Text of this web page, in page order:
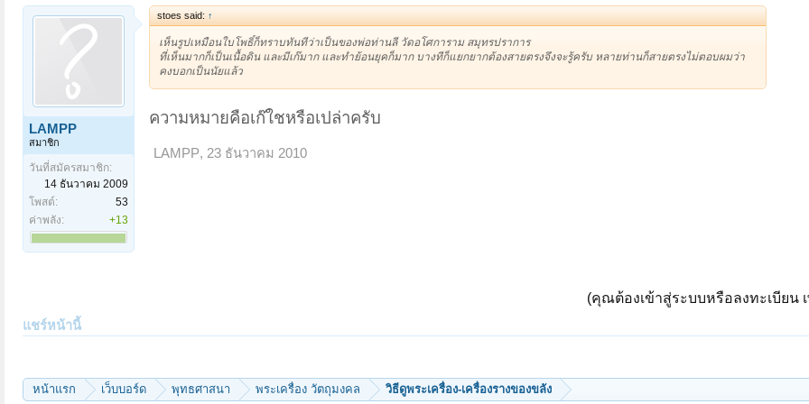
LAMPP
สมาชิก
วันที่สมัครสมาชิก:
14 ธันวาคม 2009
โพสต์:
53
ค่าพลัง:
+13
stoes said: ↑
เห็นรูปเหมือนใบโพธิ์ก็ทราบทันทีว่าเป็นของพ่อท่านลี วัดอโศการาม สมุทรปราการ
ที่เห็นมากก็เป็นเนื้อดิน และมีเก๊มาก และทำย้อนยุคก็มาก บางทีก็แยกยากต้องสายตรงจึงจะรู้ครับ หลายท่านก็สายตรงไม่ตอบผมว่า
คงบอกเป็นนัยแล้ว
ความหมายคือเก๊ใชหรือเปล่าครับ
LAMPP, 23 ธันวาคม 2010
(คุณต้องเข้าสู่ระบบหรือลงทะเบียน
แชร์หน้านี้
หน้าแรก เว็บบอร์ด พุทธศาสนา พระเครื่อง วัตถุมงคล วิธีดูพระเครื่อง-เครื่องรางของขลัง